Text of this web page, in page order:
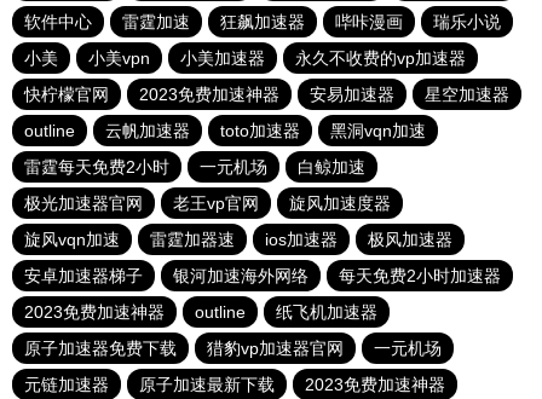
软件中心
雷霆加速 狂飙加速器 哔咔漫画
瑞乐小说
小美
小美vpn 小美加速器
永久不收费的vp加速器
快柠檬官网
2023免费加速神器 安易加速器
星空加速器
outline
云帆加速器 toto加速器
黑洞vqn加速
雷霆每天免费2小时
一元机场
白鲸加速
极光加速器官网
老王vp官网
旋风加速度器
旋风vqn加速
雷霆加器速 ios加速器
极风加速器
安卓加速器梯子
银河加速海外网络
每天免费2小时加速器
2023免费加速神器
outline
纸飞机加速器
原子加速器免费下载
猎豹vp加速器官网
一元机场
元链加速器
原子加速最新下载 2023免费加速神器